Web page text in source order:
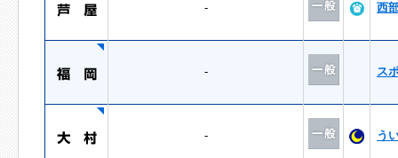
- 西
- ス
- う